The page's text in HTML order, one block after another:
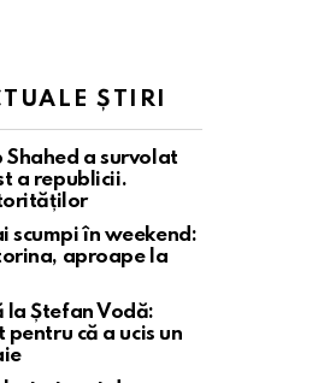
ȘTIRI
Shahed a survolat
a republicii.
scumpi în weekend:
aproape la
la Ștefan Vodă:
pentru că a ucis un